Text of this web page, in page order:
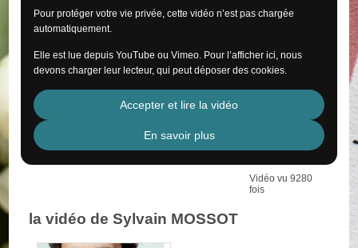
Pour protéger votre vie privée, cette vidéo n’est pas chargée
automatiquement.
Elle est lue depuis YouTube ou Vimeo. Pour l’afficher ici, nous
devons charger leur lecteur, qui peut déposer des cookies.
Accepter et lire la vidéo
En savoir plus
Vidéo vu 9280
fois
la vidéo de Sylvain MOSSOT